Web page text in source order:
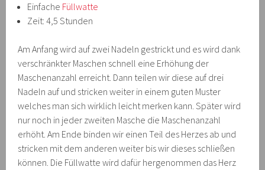
Einfache Füllwatte
Zeit: 4,5 Stunden
Am Anfang wird auf zwei Nadeln gestrickt und es wird dank
verschränkter Maschen schnell eine Erhöhung der
Maschenanzahl erreicht. Dann teilen wir diese auf drei
Nadeln auf und stricken weiter in einem guten Muster
welches man sich wirklich leicht merken kann. Später wird
nur noch in jeder zweiten Masche die Maschenanzahl
erhöht. Am Ende binden wir einen Teil des Herzes ab und
stricken mit dem anderen weiter bis wir dieses schließen
können. Die Füllwatte wird dafür hergenommen das Herz